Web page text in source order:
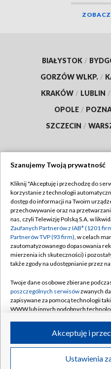
ZOBACZ
BIAŁYSTOK /
GORZÓW WLKP. /
KRAKÓW / LUBLIN /
OPOLE /
SZCZECIN /
Abonament TVP
Emisja w TVP
Centrum informacji TVP
Naziemna Telewizja
Rada Programowa
System NOS
Informacje o nadawcy
Program dla prasy
Polityka
©2026 Telewizja
Szanujemy Twoją prywatność
Kliknij "Akceptuję i przechodzę do
korzystanie z technologii
dostęp do informacji na Twoim
przechowywanie oraz na
nas, czyli Telewizję Polską S.A. w
Zaufanych Partnerów z IAB* (1201
Partnerów TVP (93 firm), w celach
zautomatyzowanego dopasowania
mierzenia ich skuteczności) i
także zgody na udostępnianie przez
Twoje dane osobowe zbierane
poszczególnych serwisówzwanych
zapisywane za pomocą technologii
WWW lub innych podobnych
ruchu w Internecie.
Twoje dane osobowe zbierane
poszczególnych serwisówna Portalu,
Ustawienia
Akceptuję i